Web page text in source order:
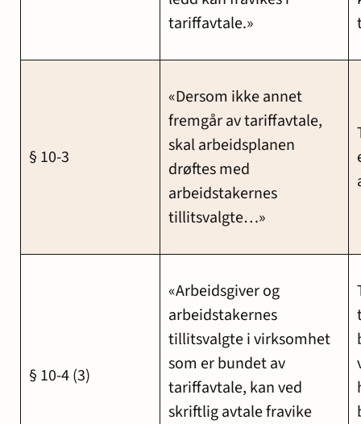
tariffavtale.»
§ 10-3
«Dersom ikke annet
fremgår av tariffavtale,
skal arbeidsplanen
drøftes med
arbeidstakernes
tillitsvalgte…»
§ 10-4 (3)
«Arbeidsgiver og
arbeidstakernes
tillitsvalgte i virksomhet
som er bundet av
tariffavtale, kan ved
skriftlig avtale fravike